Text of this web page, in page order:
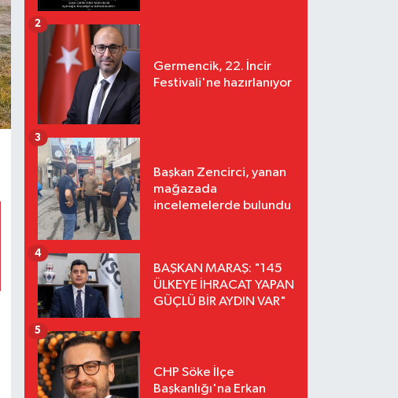
Germencik, 22. İncir
Festivali'ne hazırlanıyor
2
Başkan Zencirci, yanan
mağazada
incelemelerde bulundu
3
BAŞKAN MARAŞ: "145
ÜLKEYE İHRACAT YAPAN
GÜÇLÜ BİR AYDIN VAR"
4
CHP Söke İlçe
Başkanlığı'na Erkan
5